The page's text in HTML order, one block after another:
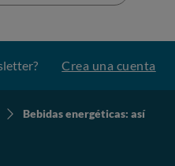
Crea una cuenta
Bebidas energéticas: así